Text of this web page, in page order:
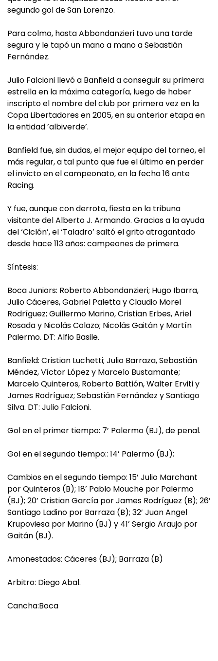
segundo gol de San Lorenzo.
Para colmo, hasta Abbondanzieri tuvo una tarde
segura y le tapó un mano a mano a Sebastián
Fernández.
Julio Falcioni llevó a Banfield a conseguir su primera
estrella en la máxima categoría, luego de haber
inscripto el nombre del club por primera vez en la
Copa Libertadores en 2005, en su anterior etapa en
la entidad ’albiverde’.
Banfield fue, sin dudas, el mejor equipo del torneo, el
más regular, a tal punto que fue el último en perder
el invicto en el campeonato, en la fecha 16 ante
Racing.
Y fue, aunque con derrota, fiesta en la tribuna
visitante del Alberto J. Armando. Gracias a la ayuda
del ‘Ciclón’, el ‘Taladro’ saltó el grito atragantado
desde hace 113 años: campeones de primera.
Síntesis:
Boca Juniors: Roberto Abbondanzieri; Hugo Ibarra,
Julio Cáceres, Gabriel Paletta y Claudio Morel
Rodríguez; Guillermo Marino, Cristian Erbes, Ariel
Rosada y Nicolás Colazo; Nicolás Gaitán y Martín
Palermo. DT: Alfio Basile.
Banfield: Cristian Luchetti; Julio Barraza, Sebastián
Méndez, Víctor López y Marcelo Bustamante;
Marcelo Quinteros, Roberto Battión, Walter Erviti y
James Rodríguez; Sebastián Fernández y Santiago
Silva. DT: Julio Falcioni.
Gol en el primer tiempo: 7’ Palermo (BJ), de penal.
Gol en el segundo tiempo:: 14’ Palermo (BJ);
Cambios en el segundo tiempo: 15’ Julio Marchant
por Quinteros (B); 18’ Pablo Mouche por Palermo
(BJ); 20’ Cristian García por James Rodríguez (B); 26’
Santiago Ladino por Barraza (B); 32’ Juan Angel
Krupoviesa por Marino (BJ) y 41’ Sergio Araujo por
Gaitán (BJ).
Amonestados: Cáceres (BJ); Barraza (B)
Arbitro: Diego Abal.
Cancha:Boca